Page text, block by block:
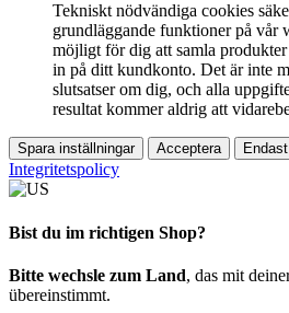
Tekniskt nödvändiga cookies
grundläggande funktioner på vår
möjligt för dig att samla
in på ditt kundkonto. Det är inte
slutsatser om dig, och alla
resultat kommer aldrig att
Spara inställningar Acceptera
Integritetspolicy
Bist du im richtigen Shop?
Bitte wechsle zum Land, das mit
übereinstimmt.